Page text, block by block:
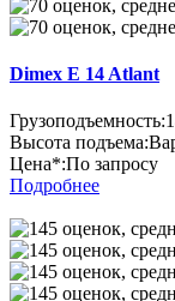
Dimex E 14 Atlant
Грузоподъемность:
Высота подъема:
Цена*:По запросу
Подробнее